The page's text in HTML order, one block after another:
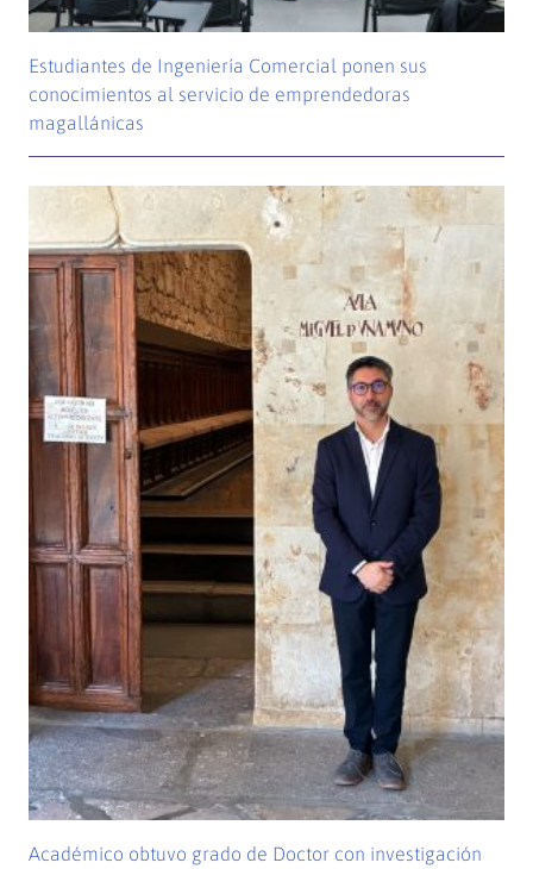
Estudiantes de Ingeniería Comercial ponen sus
conocimientos al servicio de emprendedoras
magallánicas
Académico obtuvo grado de Doctor con investigación